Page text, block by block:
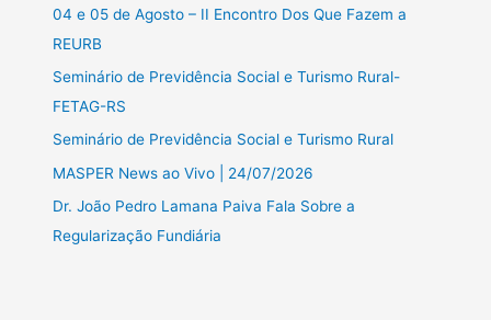
04 e 05 de Agosto – II Encontro Dos Que Fazem a
REURB
Seminário de Previdência Social e Turismo Rural-
FETAG-RS
Seminário de Previdência Social e Turismo Rural
MASPER News ao Vivo | 24/07/2026
Dr. João Pedro Lamana Paiva Fala Sobre a
Regularização Fundiária